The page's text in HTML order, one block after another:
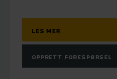
LES MER
OPPRETT FORESPØRSEL